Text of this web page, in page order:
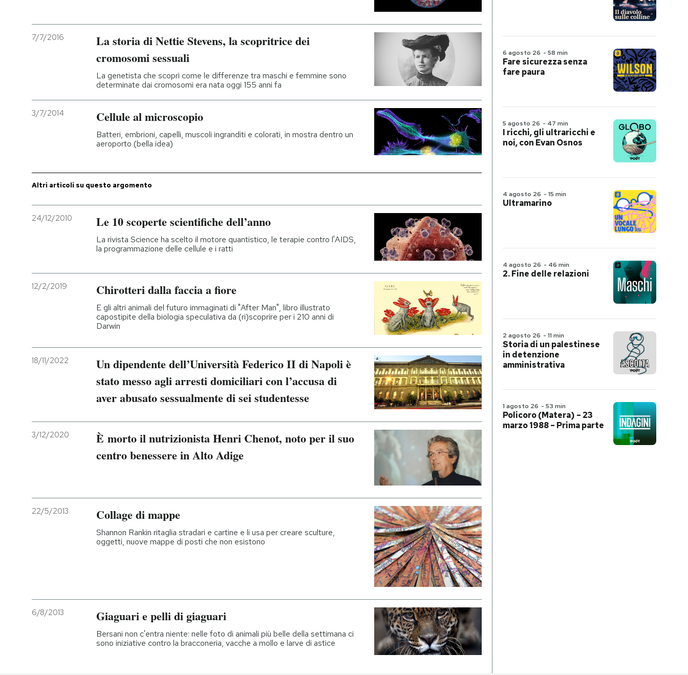
7/7/2016
La storia di Nettie Stevens, la scopritrice dei
cromosomi sessuali
La genetista che scoprì come le differenze tra maschi e femmine sono
determinate dai cromosomi era nata oggi 155 anni fa
3/7/2014 Cellule al microscopio
Batteri, embrioni, capelli, muscoli ingranditi e colorati, in mostra dentro un
aeroporto (bella idea)
Altri articoli su questo argomento
24/12/2010 Le 10 scoperte scientifiche dell’anno
La rivista Science ha scelto il motore quantistico, le terapie contro l'AIDS,
la programmazione delle cellule e i ratti
12/2/2019 Chirotteri dalla faccia a fiore
E gli altri animali del futuro immaginati di "After Man", libro illustrato
capostipite della biologia speculativa da (ri)scoprire per i 210 anni di
Darwin
18/11/2022
Un dipendente dell’Università Federico II di Napoli è
stato messo agli arresti domiciliari con l’accusa di
aver abusato sessualmente di sei studentesse
3/12/2020
È morto il nutrizionista Henri Chenot, noto per il suo
centro benessere in Alto Adige
22/5/2013 Collage di mappe
Shannon Rankin ritaglia stradari e cartine e li usa per creare sculture,
oggetti, nuove mappe di posti che non esistono
6/8/2013 Giaguari e pelli di giaguari
Bersani non c'entra niente: nelle foto di animali più belle della settimana ci
sono iniziative contro la bracconeria, vacche a mollo e larve di astice
6 agosto 26 - 58 min
Fare sicurezza senza
fare paura
5 agosto 26 - 47 min
I ricchi, gli ultraricchi e
noi, con Evan Osnos
4 agosto 26 - 15 min
Ultramarino
4 agosto 26 - 46 min
2. Fine delle relazioni
2 agosto 26 - 11 min
Storia di un palestinese
in detenzione
amministrativa
1 agosto 26 - 53 min
Policoro (Matera) – 23
marzo 1988 – Prima parte